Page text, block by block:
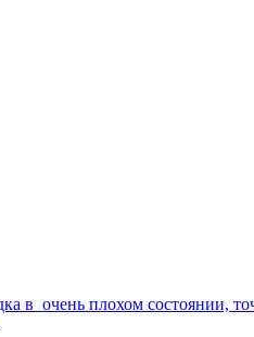
в очень плохом состоянии,